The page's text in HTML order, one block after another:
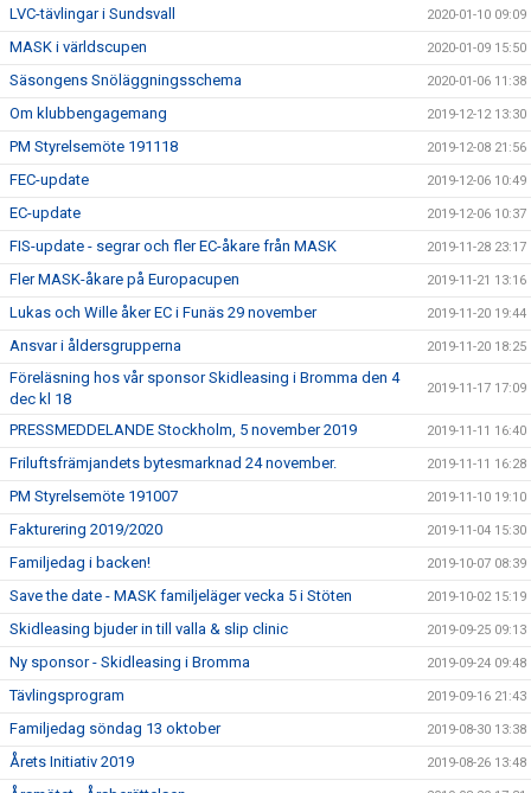
LVC-tävlingar i Sundsvall 2020-01-10 09:09
MASK i världscupen 2020-01-09 15:50
Säsongens Snöläggningsschema 2020-01-06 11:38
Om klubbengagemang 2019-12-12 13:30
PM Styrelsemöte 191118 2019-12-08 21:56
FEC-update 2019-12-06 10:49
EC-update 2019-12-06 10:37
FIS-update - segrar och fler EC-åkare från MASK 2019-11-28 23:17
Fler MASK-åkare på Europacupen 2019-11-21 13:16
Lukas och Wille åker EC i Funäs 29 november 2019-11-20 19:44
Ansvar i åldersgrupperna 2019-11-20 18:25
Föreläsning hos vår sponsor Skidleasing i Bromma den 4
dec kl 18
2019-11-17 17:09
PRESSMEDDELANDE Stockholm, 5 november 2019 2019-11-11 16:40
Friluftsfrämjandets bytesmarknad 24 november. 2019-11-11 16:28
PM Styrelsemöte 191007 2019-11-10 19:10
Fakturering 2019/2020 2019-11-04 15:30
Familjedag i backen! 2019-10-07 08:39
Save the date - MASK familjeläger vecka 5 i Stöten 2019-10-02 15:19
Skidleasing bjuder in till valla & slip clinic 2019-09-25 09:13
Ny sponsor - Skidleasing i Bromma 2019-09-24 09:48
Tävlingsprogram 2019-09-16 21:43
Familjedag söndag 13 oktober 2019-08-30 13:38
Årets Initiativ 2019 2019-08-26 13:48